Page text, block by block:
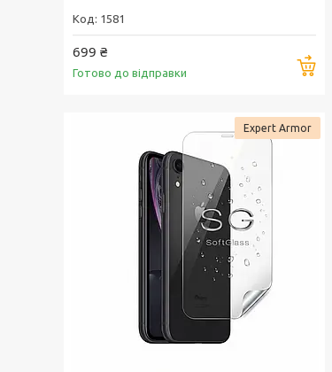
1581
699 ₴
Готово до відправки
Expert Armor